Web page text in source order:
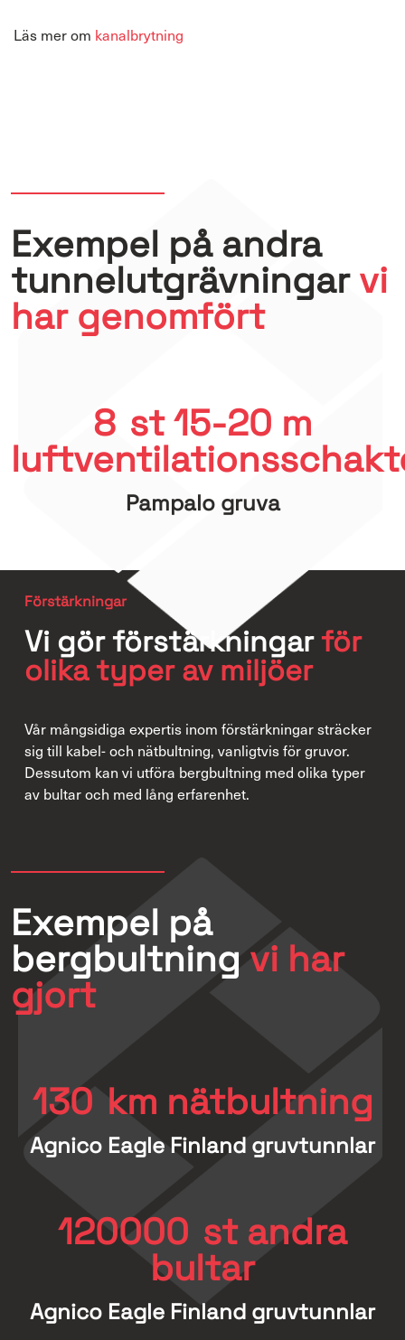
Läs mer om kanalbrytning
Exempel på andra
tunnelutgrävningar vi
har genomfört
8 st 15-20 m
Pampalo gruva
Förstärkningar
Vi gör förstärkningar för
olika typer av miljöer
Vår mångsidiga expertis inom förstärkningar sträcker
sig till kabel- och nätbultning, vanligtvis för gruvor.
Dessutom kan vi utföra bergbultning med olika typer
av bultar och med lång erfarenhet.
Exempel på
bergbultning vi har
gjort
130 km nätbultning
Agnico Eagle Finland gruvtunnlar
120000 st andra
bultar
Agnico Eagle Finland gruvtunnlar